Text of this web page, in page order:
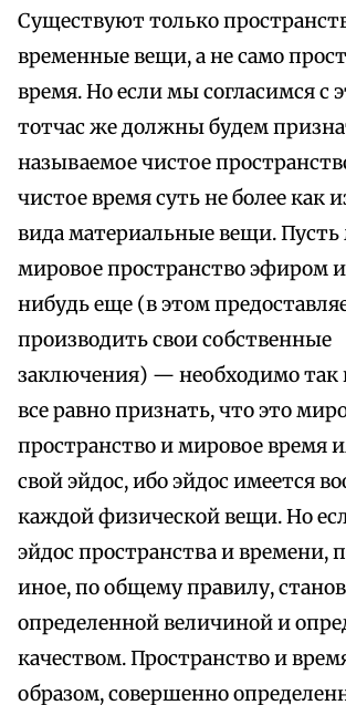
Существуют только
временные вещи, а не само
время. Но если мы согласимся с
тотчас же должны будем
называемое чистое
чистое время суть не более как
вида материальные вещи.
мировое пространство эфиром
нибудь еще (в этом
производить свои собственные
заключения) — необходимо так
все равно признать, что это
пространство и мировое время
свой эйдос, ибо эйдос имеется
каждой физической вещи. Но
эйдос пространства и времени,
иное, по общему правилу,
определенной величиной и
качеством. Пространство и
образом, совершенно